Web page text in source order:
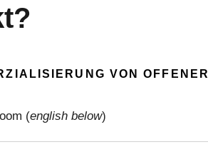
VON OFFENER
(english below)